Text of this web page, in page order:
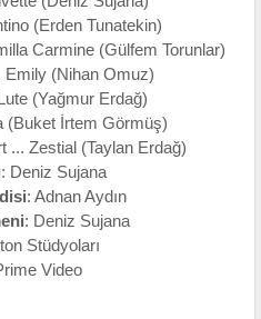
(Erden Tunatekin)
Carmine (Gülfem Torunlar)
Emily (Nihan Omuz)
(Yağmur Erdağ)
(Buket İrtem Görmüş)
... Zestial (Taylan Erdağ)
: Deniz Sujana
: Adnan Aydın
: Deniz Sujana
Stüdyoları
Video